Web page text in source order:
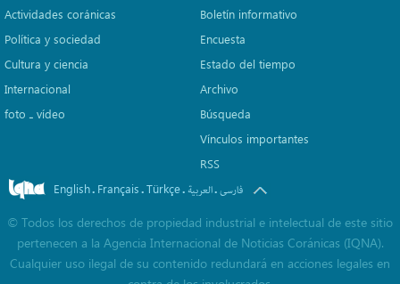
Actividades coránicas
Política y sociedad
Cultura y ciencia
Internacional
foto ـ vídeo
Boletín informativo
Encuesta
Estado del tiempo
Archivo
Búsqueda
Vínculos importantes
RSS
English. Français.Türkçe. العربیة.فارسی
© Todos los derechos de propiedad industrial e intelectual de este sitio
pertenecen a la Agencia Internacional de Noticias Coránicas (IQNA).
Cualquier uso ilegal de su contenido redundará en acciones legales en